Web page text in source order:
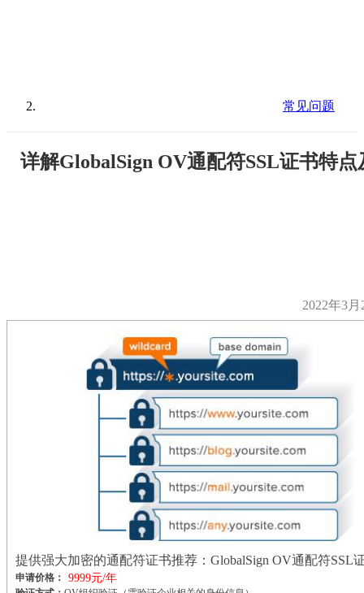
常见问题
详解GlobalSign OV通配符SSL证书特点
2022年3月
提供强大加密的通配符证书推荐：GlobalSign OV通配符SSL
申请价格： 9999元/年